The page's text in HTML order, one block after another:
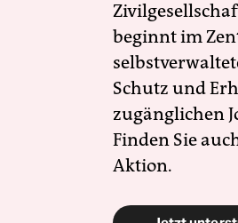
beginnt im
Schutz und
zugänglichen
Finden Sie
Aktion.